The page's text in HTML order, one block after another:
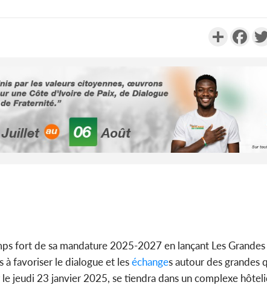
Partager
fort de sa mandature 2025-2027 en lançant Les
à favoriser le dialogue et leséchanges autour des grandes
jeudi 23 janvier 2025, se tiendra dans un complexe